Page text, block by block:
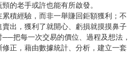
的老手或許也能有所啟發。
積經驗，而非一舉賺回鉅額獲利；不
出，獲利了就開心、虧損就摸摸鼻子
把每一次交易的價位、過程及想法，
正，藉由數據統計、分析，建立一套